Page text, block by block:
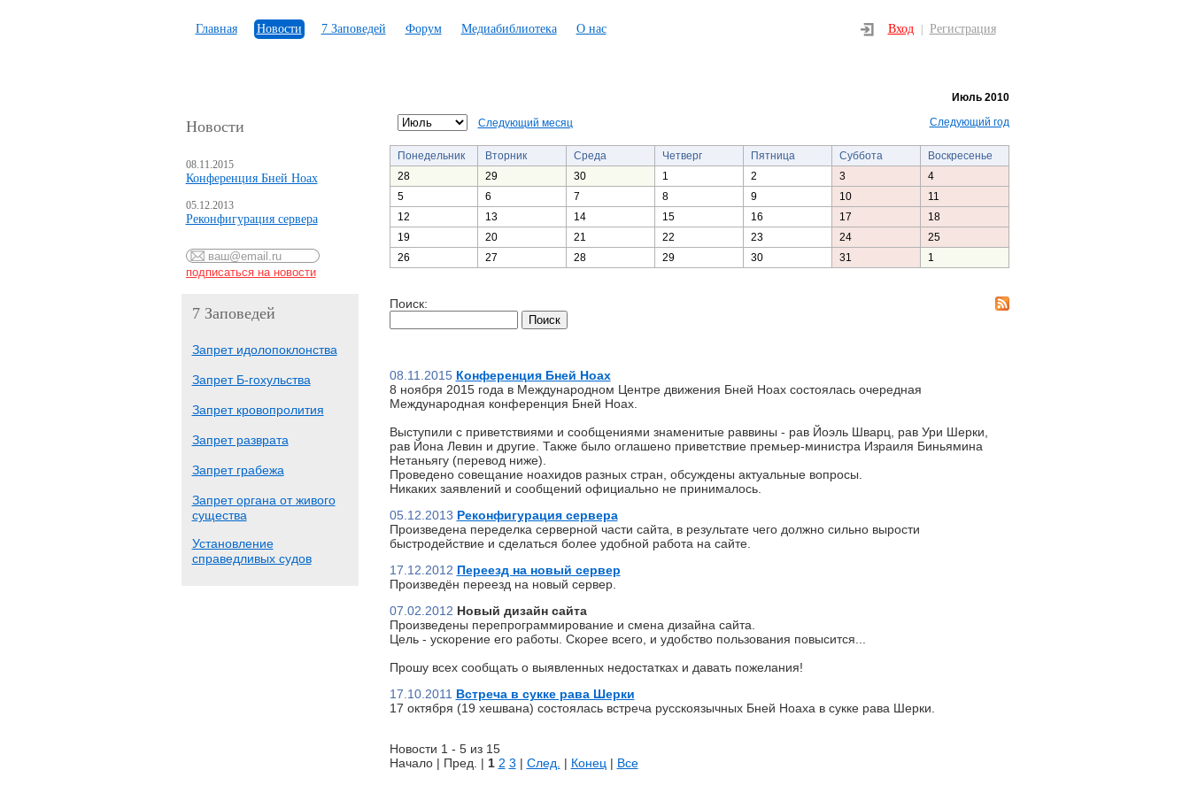
Главная Новости 7 Заповедей Форум Медиабиблиотека О нас Вход Регистрация
Новости
08.11.2015
Конференция Бней Ноах
05.12.2013
Реконфигурация сервера
7 Заповедей
Запрет идолопоклонства
Запрет Б-гохульства
Запрет кровопролития
Запрет разврата
Запрет грабежа
Запрет органа от живого
существа
Установление
справедливых судов
Июль 2010
Следующий месяц Следующий год
Понедельник Вторник Среда Четверг Пятница Суббота
Воскресенье
28
29 30 1 2 3
4
5
6 7 8 9 10
11
12
13 14 15 16 17
18
19
20 21 22 23 24
25
26
27 28 29 30 31 1
Поиск:
08.11.2015 Конференция Бней Ноах
8 ноября 2015 года в Международном Центре движения Бней Ноах состоялась очередная
Международная конференция Бней Ноах.
Выступили с приветствиями и сообщениями знаменитые раввины - рав Йоэль Шварц, рав Ури Шерки,
рав Йона Левин и другие. Также было оглашено приветствие премьер-министра Израиля Биньямина
Нетаньягу (перевод ниже).
Проведено совещание ноахидов разных стран, обсуждены актуальные вопросы.
Никаких заявлений и сообщений официально не принималось.
05.12.2013 Реконфигурация сервера
Произведена переделка серверной части сайта, в результате чего должно сильно вырости
быстродействие и сделаться более удобной работа на сайте.
17.12.2012 Переезд на новый сервер
Произведён переезд на новый сервер.
07.02.2012 Новый дизайн сайта
Произведены перепрограммирование и смена дизайна сайта.
Цель - ускорение его работы. Скорее всего, и удобство пользования повысится...
Прошу всех сообщать о выявленных недостатках и давать пожелания!
17.10.2011 Встреча в сукке рава Шерки
17 октября (19 хешвана) состоялась встреча русскоязычных Бней Ноаха в сукке рава Шерки.
Новости 1 - 5 из 15
Начало | Пред. | 1 2 3 | След. | Конец | Все